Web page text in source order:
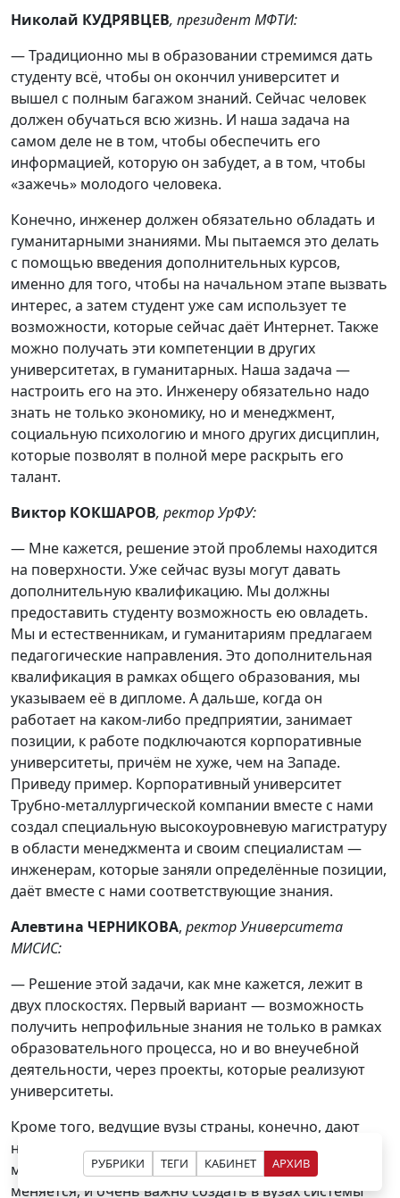
РУБРИКИ ТЕГИ КАБИНЕТ АРХИВ
Николай КУДРЯВЦЕВ, президент МФТИ:
— Традиционно мы в образовании стремимся дать
студенту всё, чтобы он окончил университет и
вышел с полным багажом знаний. Сейчас человек
должен обучаться всю жизнь. И наша задача на
самом деле не в том, чтобы обеспечить его
информацией, которую он забудет, а в том, чтобы
«зажечь» молодого человека.
Конечно, инженер должен обязательно обладать и
гуманитарными знаниями. Мы пытаемся это делать
с помощью введения дополнительных курсов,
именно для того, чтобы на начальном этапе вызвать
интерес, а затем студент уже сам использует те
возможности, которые сейчас даёт Интернет. Также
можно получать эти компетенции в других
университетах, в гуманитарных. Наша задача —
настроить его на это. Инженеру обязательно надо
знать не только экономику, но и менеджмент,
социальную психологию и много других дисциплин,
которые позволят в полной мере раскрыть его
талант.
Виктор КОКШАРОВ, ректор УрФУ:
— Мне кажется, решение этой проблемы находится
на поверхности. Уже сейчас вузы могут давать
дополнительную квалификацию. Мы должны
предоставить студенту возможность ею овладеть.
Мы и естественникам, и гуманитариям предлагаем
педагогические направления. Это дополнительная
квалификация в рамках общего образования, мы
указываем её в дипломе. А дальше, когда он
работает на каком-либо предприятии, занимает
позиции, к работе подключаются корпоративные
университеты, причём не хуже, чем на Западе.
Приведу пример. Корпоративный университет
Трубно-металлургической компании вместе с нами
создал специальную высокоуровневую магистратуру
в области менеджмента и своим специалистам —
инженерам, которые заняли определённые позиции,
даёт вместе с нами соответствующие знания.
Алевтина ЧЕРНИКОВА, ректор Университета
МИСИС:
— Решение этой задачи, как мне кажется, лежит в
двух плоскостях. Первый вариант — возможность
получить непрофильные знания не только в рамках
образовательного процесса, но и во внеучебной
деятельности, через проекты, которые реализуют
университеты.
Кроме того, ведущие вузы страны, конечно, дают
необходимый уровень знаний в области экономики,
менеджмента для инженеров. Но жизнь быстро
меняется, и очень важно создать в вузах системы